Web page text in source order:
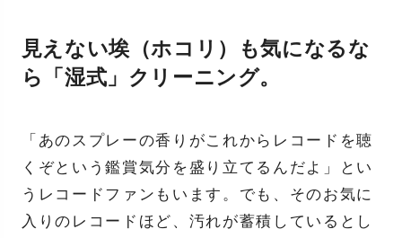
見えない埃（ホコリ）も気になるな
ら「湿式」クリーニング。
「あのスプレーの香りがこれからレコードを聴
くぞという鑑賞気分を盛り立てるんだよ」とい
うレコードファンもいます。でも、そのお気に
入りのレコードほど、汚れが蓄積しているとし